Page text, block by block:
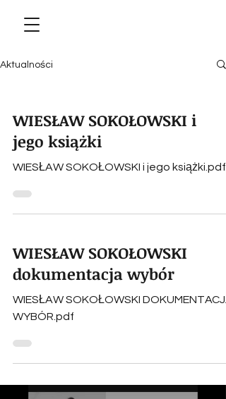
Aktualności
WIESŁAW SOKOŁOWSKI i
jego książki
WIESŁAW SOKOŁOWSKI i jego książki.pdf
WIESŁAW SOKOŁOWSKI
dokumentacja wybór
WIESŁAW SOKOŁOWSKI
WYBÓR.pdf